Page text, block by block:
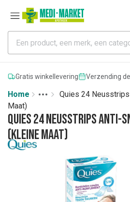
Gratis winkellevering Verzending
Home
More
Toggle menu
Quies 24
Maat)
Quies 24 Neusstrips Anti-
(Kleine Maat)